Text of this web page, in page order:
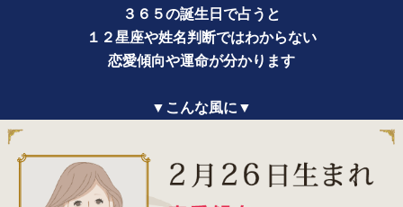
３６５の誕生日で占うと
１２星座や姓名判断ではわからない
恋愛傾向や運命が分かります
▼こんな風に▼